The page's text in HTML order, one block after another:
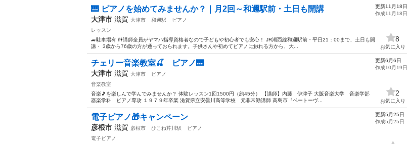
🎹 ピアノを始めてみませんか？｜月2回～和邇駅前・土日も開講
大津市 滋賀 大津市 和邇駅
ピアノ
レッスン
🚙駐車場有 👫講師全員がヤマハ指導資格者なので子どもや初心者でも安心！ JR湖西線和邇駅前・平日21：00まで、土日も開
講・ 3歳から76歳の方が通っておられます。子供さんや初めてピアノに触れる方から、大...
更新11月18日
作成11月18日
8
お気に入り
チェリー音楽教室🍒 ピアノ🎹
大津市 滋賀 大津市
ピアノ
音楽教室
音楽🎵を楽しんで学んでみませんか？ 体験レッスン1回1500円（約45分） 【講師】内藤 伊津子 大阪音楽大学 音楽学部
器楽学科 ピアノ専攻 １９７９年卒業 滋賀県立安曇川高等学校 元非常勤講師 高島市『ベートーヴ...
更新6月6日
作成10月19日
2
お気に入り
電子ピアノ🎁キャンペーン
彦根市 滋賀 彦根市 ひこね芹川駅
ピアノ
電子ピアノ
更新5月25日
作成5月25日